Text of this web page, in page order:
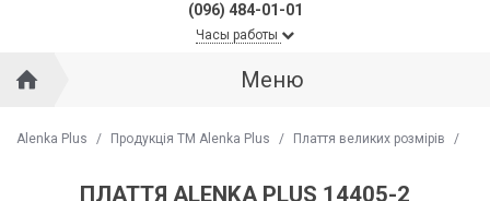
(096) 484-01-01
Часы работы
Меню
Alenka Plus / Продукція ТМ Alenka Plus / Плаття великих розмірів /
ПЛАТТЯ ALENKA PLUS 14405-2